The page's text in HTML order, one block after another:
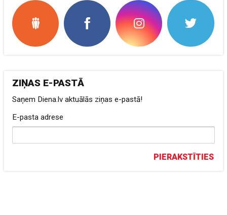
ZIŅAS E-PASTĀ
Saņem Diena.lv aktuālās ziņas e-pastā!
E-pasta adrese
PIERAKSTĪTIES